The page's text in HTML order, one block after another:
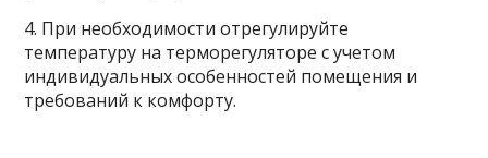
4. При необходимости отрегулируйте
температуру на терморегуляторе с учетом
индивидуальных особенностей помещения и
требований к комфорту.